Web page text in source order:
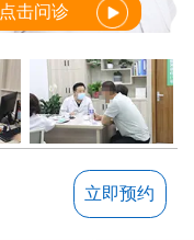
点击问诊
立即预约